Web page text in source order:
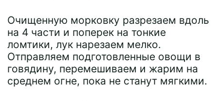
Очищенную морковку разрезаем вдоль
на 4 части и поперек на тонкие
ломтики, лук нарезаем мелко.
Отправляем подготовленные овощи в
говядину, перемешиваем и жарим на
среднем огне, пока не станут мягкими.